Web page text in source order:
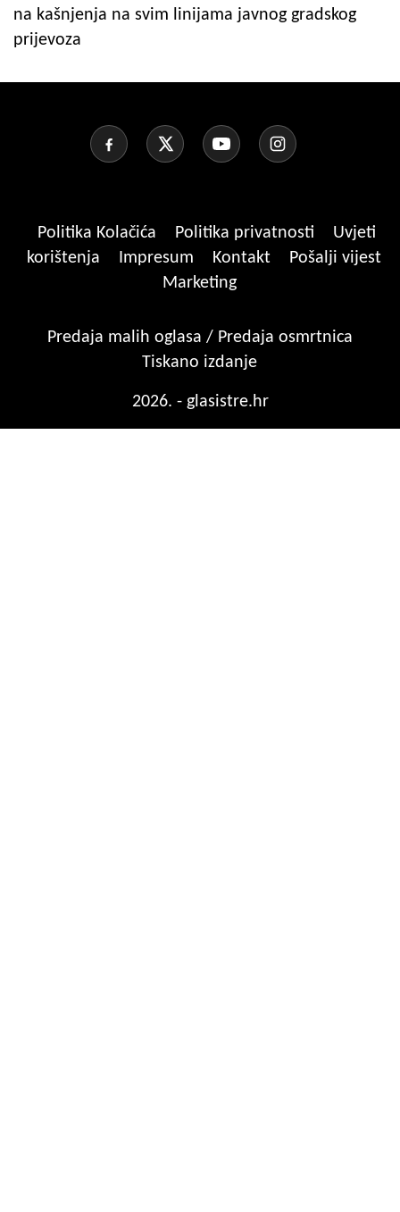
na kašnjenja na svim linijama javnog gradskog
prijevoza
Politika Kolačića Politika privatnosti
Uvjeti
korištenja
Impresum Kontakt
Pošalji vijest
Marketing
Predaja malih oglasa / Predaja osmrtnica
Tiskano izdanje
2026. - glasistre.hr